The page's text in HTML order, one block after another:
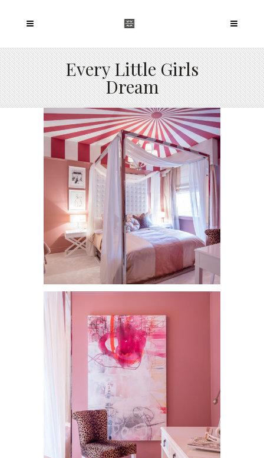
Every Little Girls
Dream